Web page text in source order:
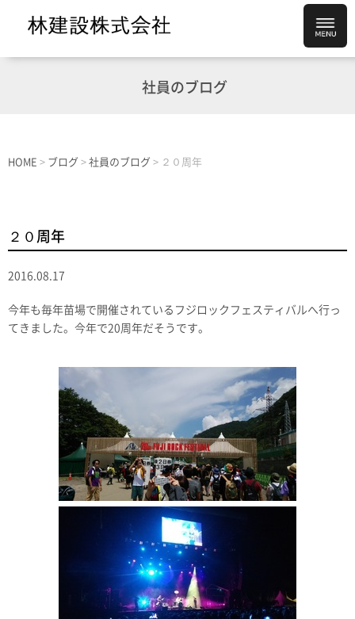
社員のブログ
HOME > ブログ > 社員のブログ > ２０周年
２０周年
2016.08.17
今年も毎年苗場で開催されているフジロックフェスティバルへ行っ
てきました。今年で20周年だそうです。